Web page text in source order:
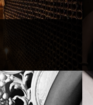
| Idyllische